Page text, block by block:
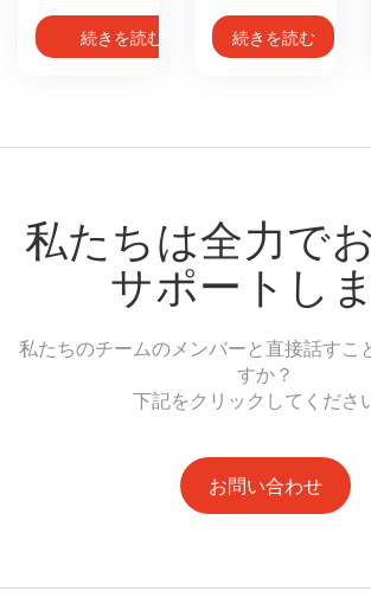
続きを読む 続きを読む
私たちは全力で
サポートし
私たちのチームのメンバーと直接話すこ
すか？
下記をクリックしてくださ
お問い合わせ